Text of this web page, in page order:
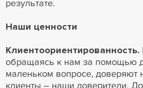
результате.
Наши ценности
Клиентоориентированность.
обращаясь к нам за помощью
маленьком вопросе, доверяют
клиенты – наши доверители.